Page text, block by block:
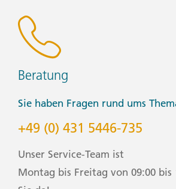
Beratung
Sie haben Fragen rund ums
+49 (0) 431 5446-735
Unser Service-Team ist
Montag bis Freitag von 09:00 bis